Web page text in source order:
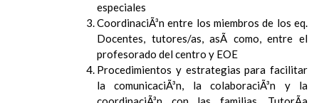
especiales
CoordinaciÃ³n entre los miembros de los eq.
Docentes, tutores/as, asÃ­ como, entre el
profesorado del centro y EOE
Procedimientos y estrategias para facilitar
la comunicaciÃ³n, la colaboraciÃ³n y la